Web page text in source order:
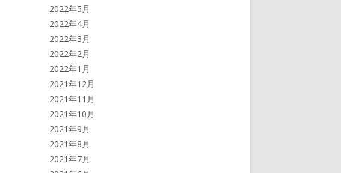
2022年5月
2022年4月
2022年3月
2022年2月
2022年1月
2021年12月
2021年11月
2021年10月
2021年9月
2021年8月
2021年7月